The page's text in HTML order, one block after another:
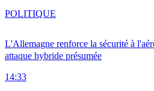
L'Allemagne renforce la sécurité à
attaque hybride présumée
14:33
POLITIQUE